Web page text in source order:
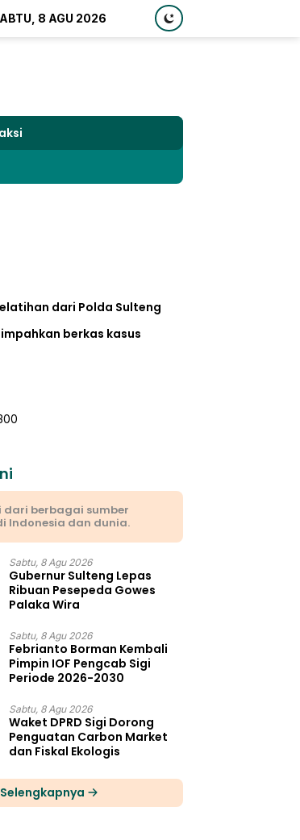
8 AGU 2026
dari Polda Sulteng
berkas kasus
dari berbagai sumber
Indonesia dan dunia.
Sabtu, 8 Agu 2026
Gubernur Sulteng Lepas
Ribuan Pesepeda Gowes
Palaka Wira
Sabtu, 8 Agu 2026
Febrianto Borman Kembali
Pimpin IOF Pengcab Sigi
Periode 2026-2030
Sabtu, 8 Agu 2026
Waket DPRD Sigi Dorong
Penguatan Carbon Market
dan Fiskal Ekologis
Selengkapnya